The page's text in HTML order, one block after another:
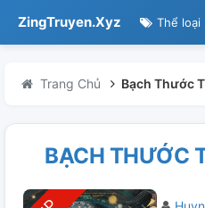
ZingTruyen.Xyz Thể loại
Trang Chủ Bạch Thước
BẠCH THƯỚC